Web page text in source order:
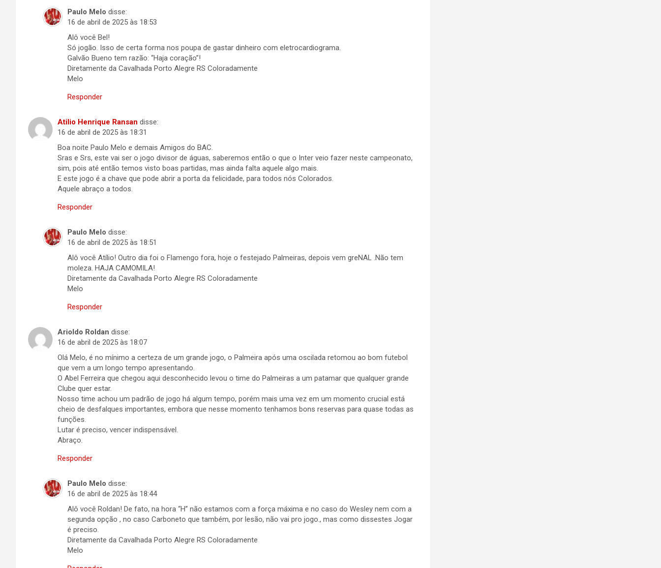
Paulo Melo disse:
16 de abril de 2025 às 18:53
Alô você Bel!
Só jogão. Isso de certa forma nos poupa de gastar dinheiro com eletrocardiograma.
Galvão Bueno tem razão: “Haja coração”!
Diretamente da Cavalhada Porto Alegre RS Coloradamente
Melo
Responder
Atilio Henrique Ransan disse:
16 de abril de 2025 às 18:31
Boa noite Paulo Melo e demais Amigos do BAC.
Sras e Srs, este vai ser o jogo divisor de águas, saberemos então o que o Inter veio fazer neste campeonato,
sim, pois até então temos visto boas partidas, mas ainda falta aquele algo mais.
E este jogo é a chave que pode abrir a porta da felicidade, para todos nós Colorados.
Aquele abraço a todos.
Responder
Paulo Melo disse:
16 de abril de 2025 às 18:51
Alô você Atílio! Outro dia foi o Flamengo fora, hoje o festejado Palmeiras, depois vem greNAL .Não tem
moleza. HAJA CAMOMILA!
Diretamente da Cavalhada Porto Alegre RS Coloradamente
Melo
Responder
Arioldo Roldan disse:
16 de abril de 2025 às 18:07
Olá Melo, é no mínimo a certeza de um grande jogo, o Palmeira após uma oscilada retomou ao bom futebol
que vem a um longo tempo apresentando.
O Abel Ferreira que chegou aqui desconhecido levou o time do Palmeiras a um patamar que qualquer grande
Clube quer estar.
Nosso time achou um padrão de jogo há algum tempo, porém mais uma vez em um momento crucial está
cheio de desfalques importantes, embora que nesse momento tenhamos bons reservas para quase todas as
funções.
Lutar é preciso, vencer indispensável.
Abraço.
Responder
Paulo Melo disse:
16 de abril de 2025 às 18:44
Alô você Roldan! De fato, na hora “H” não estamos com a força máxima e no caso do Wesley nem com a
segunda opção , no caso Carboneto que também, por lesão, não vai pro jogo., mas como dissestes Jogar
é preciso.
Diretamente da Cavalhada Porto Alegre RS Coloradamente
Melo